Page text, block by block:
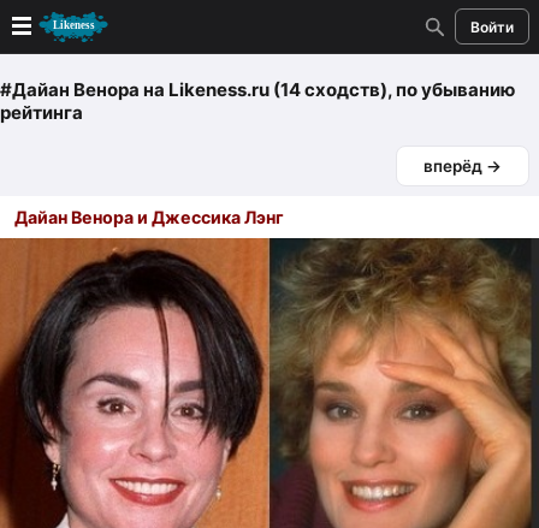
Войти
Новые
Голосование
Кандидаты
Случайное сходство 👍
Создать сходство
Для публикации необходима авторизация
Поиск
#Дайан Венора на Likeness.ru (14 сходств), по убыванию
рейтинга
вперёд →
Дайан Венора и Джессика Лэнг